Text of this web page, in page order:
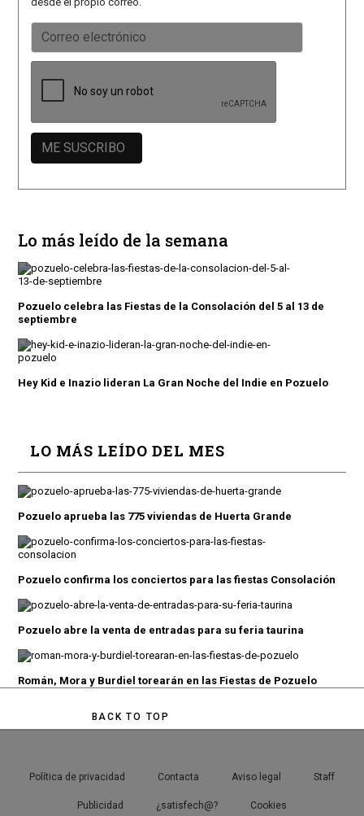
Lo más leído de la semana
Pozuelo celebra las Fiestas de la Consolación del 5 al 13 de
septiembre
Hey Kid e Inazio lideran La Gran Noche del Indie en Pozuelo
LO MÁS LEÍDO DEL MES
Pozuelo aprueba las 775 viviendas de Huerta Grande
Pozuelo confirma los conciertos para las fiestas Consolación
Pozuelo abre la venta de entradas para su feria taurina
Román, Mora y Burdiel torearán en las Fiestas de Pozuelo
BACK TO TOP
Política de privacidad Contacta Aviso legal Staff
Publicidad ¿satisfech@? Cookies